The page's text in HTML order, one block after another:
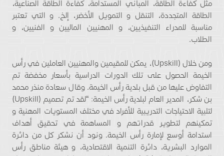
مثل كفاءة الطاقة، المباني المستدامة، كفاءة الطاقة الصناعية،
الطاقة المتجددة، التنقل و التمويل الأخضر، إلخ. و التي تعتبر
مناسبة للمدراء التنفيذيين، و المهنيين الماليين و الفنيين، و
الطلاب.
ومن خلال (Upskill)، يمكن للمقيمين والمهنيين العاملين في رأس
الخيمة الحصول على تلك الدورات الدراسية بأسعار مخفضة تم
التفاوض عليها من قبل بلدية رأس الخيمة. وقال سعادة منذر محمد
بن شكر، المدير العام لبلدية رأس الخيمة: “لقد تم تصميم (Upskill)
لتلبية الاحتياجات التدريبية للأفراد في مختلف المستويات المهنية و
تمكينهم لتطوير قدراتهم و المساهمة في تحقيق أهداف
استدامة أوسع لإمارة رأس الخيمة. ونود أن نشكر كل من دائرة
الموارد البشرية، دائرة التنمية الاقتصادية، و هيئة مناطق رأس